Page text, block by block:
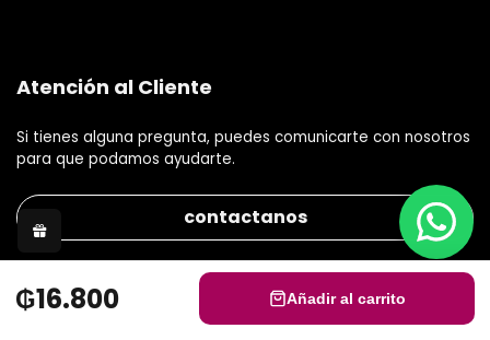
Atención al Cliente
Si tienes alguna pregunta, puedes comunicarte con nosotros
para que podamos ayudarte.
contactanos
₲16.800 Añadir al carrito